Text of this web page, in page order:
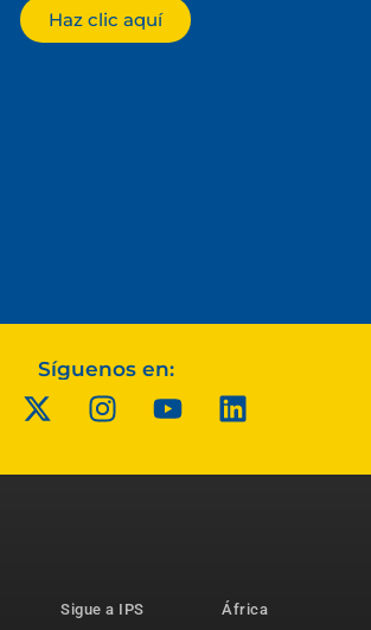
Haz clic aquí
Síguenos en:
Sigue a IPS
África